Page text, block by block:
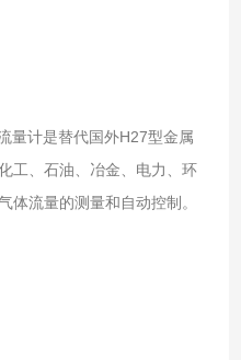
量计是替代国外H27型金属
工、石油、冶金、电力、环
体流量的测量和自动控制。